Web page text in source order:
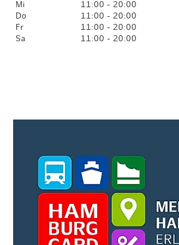
Mi
11:00 - 20:00
Do
11:00 - 20:00
Fr
11:00 - 20:00
Sa
11:00 - 20:00